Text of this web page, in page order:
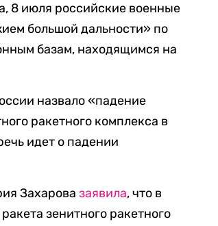
8 июля российские военные
большой дальности» по
базам, находящимся на
назвало «падение
ракетного комплекса в
идет о падении
Захаровазаявила, что в
зенитного ракетного